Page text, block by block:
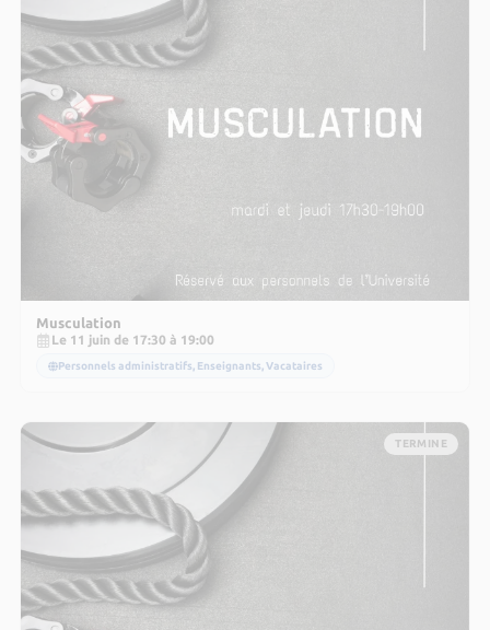
Musculation
Le 11 juin de 17:30 à 19:00
Personnels administratifs, Enseignants, Vacataires
TERMINE